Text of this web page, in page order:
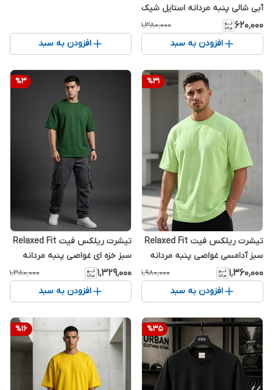
آبی شالی پنبه مردانه استایل شیک
۶۲۰٬۰۰۰ ۱٬۳۸۰٬۰۰۰
افزودن به سبد افزودن به سبد
%31
تیشرت ریلکس فیت Relaxed Fit
سبز آدامسی غواصی پنبه مردانه
استایل شیک و با کلاس 2026 کد
S585
۱٬۳۶۰٬۰۰۰ ۱٬۹۸۰٬۰۰۰
افزودن به سبد
%3
تیشرت ریلکس فیت Relaxed Fit
سبز خزه ای غواصی پنبه مردانه
استایل شیک و با کلاس 2026 کد
S585
۱٬۳۲۹٬۰۰۰ ۱٬۳۸۰٬۰۰۰
افزودن به سبد
%35
%16